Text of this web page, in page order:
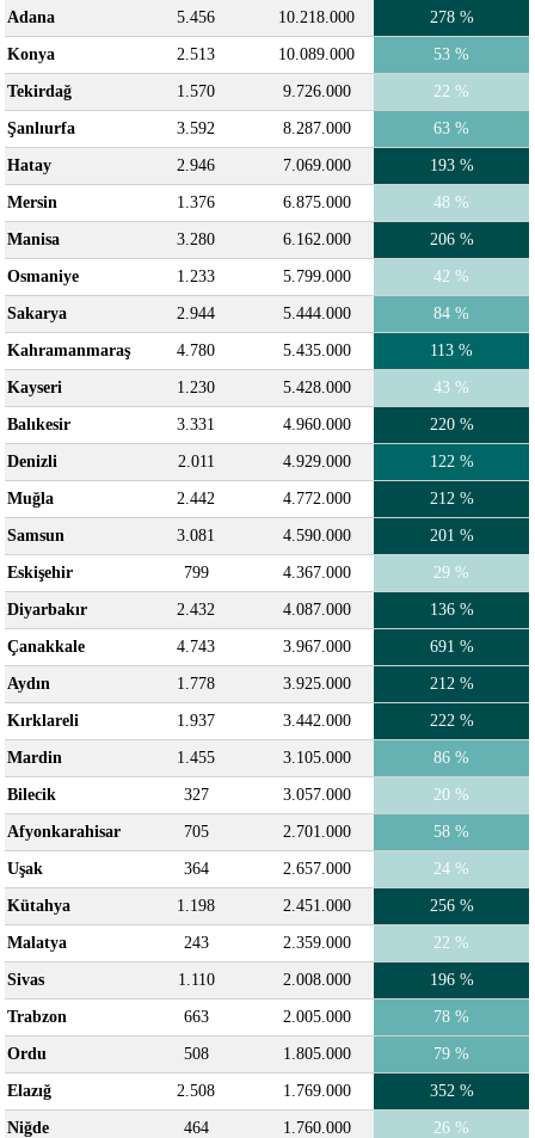
Adana 5.456 10.218.000 278 %
Konya 2.513 10.089.000 53 %
Tekirdağ 1.570 9.726.000 22 %
Şanlıurfa 3.592 8.287.000 63 %
Hatay 2.946 7.069.000 193 %
Mersin 1.376 6.875.000 48 %
Manisa 3.280 6.162.000 206 %
Osmaniye 1.233 5.799.000 42 %
Sakarya 2.944 5.444.000 84 %
Kahramanmaraş 4.780 5.435.000 113 %
Kayseri 1.230 5.428.000 43 %
Balıkesir 3.331 4.960.000 220 %
Denizli 2.011 4.929.000 122 %
Muğla 2.442 4.772.000 212 %
Samsun 3.081 4.590.000 201 %
Eskişehir 799 4.367.000 29 %
Diyarbakır 2.432 4.087.000 136 %
Çanakkale 4.743 3.967.000 691 %
Aydın 1.778 3.925.000 212 %
Kırklareli 1.937 3.442.000 222 %
Mardin 1.455 3.105.000 86 %
Bilecik 327 3.057.000 20 %
Afyonkarahisar 705 2.701.000 58 %
Uşak 364 2.657.000 24 %
Kütahya 1.198 2.451.000 256 %
Malatya 243 2.359.000 22 %
Sivas 1.110 2.008.000 196 %
Trabzon 663 2.005.000 78 %
Ordu 508 1.805.000 79 %
Elazığ 2.508 1.769.000 352 %
Niğde 464 1.760.000 26 %